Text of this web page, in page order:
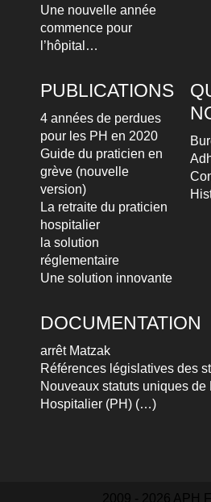
Une nouvelle année
commence pour
l’hôpital…
PUBLICATIONS
4 années de perdues
pour les PH en 2020
Guide du praticien en
grève (nouvelle
version)
La retraite du praticien
hospitalier
la solution
réglementaire
Une solution innovante
DOCUMENTATION
arrêt Matzak
Références législatives des
Nouveaux statuts uniques de
Hospitalier (PH) (…)
2009 - 2026 APH